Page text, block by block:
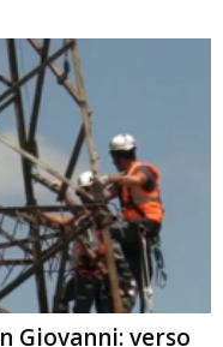
Giovanni: verso